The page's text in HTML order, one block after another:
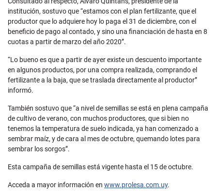
institución, sostuvo que “estamos con el plan fertilizante, que el
productor que lo adquiere hoy lo paga el 31 de diciembre, con el
beneficio de pago al contado, y sino una financiación de hasta en 8
cuotas a partir de marzo del año 2020”.
“Lo bueno es que a partir de ayer existe un descuento importante
en algunos productos, por una compra realizada, comprando el
fertilizante a la baja, que se traslada directamente al productor”
informó.
También sostuvo que “a nivel de semillas se está en plena campaña
de cultivo de verano, con muchos productores, que si bien no
tenemos la temperatura de suelo indicada, ya han comenzado a
sembrar maíz, y de cara al mes de octubre, quemando lotes para
sembrar los sorgos”.
Esta campaña de semillas está vigente hasta el 15 de octubre.
Acceda a mayor información en www.prolesa.com.uy.